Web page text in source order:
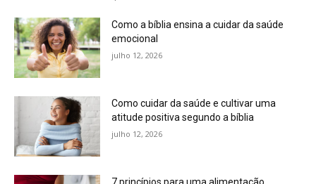
Como a bíblia ensina a cuidar da saúde
emocional
julho 12, 2026
Como cuidar da saúde e cultivar uma
atitude positiva segundo a bíblia
julho 12, 2026
7 princípios para uma alimentação